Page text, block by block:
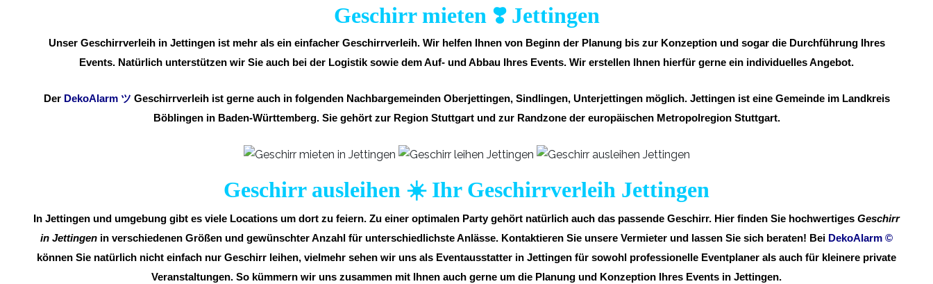
Geschirr mieten ❣️ Jettingen
Unser Geschirrverleih in Jettingen ist mehr als ein einfacher Geschirrverleih. Wir helfen Ihnen von Beginn der Planung bis zur Konzeption und sogar die Durchführung Ihres
Events. Natürlich unterstützen wir Sie auch bei der Logistik sowie dem Auf- und Abbau Ihres Events. Wir erstellen Ihnen hierfür gerne ein individuelles Angebot.
Der DekoAlarm ツ Geschirrverleih ist gerne auch in folgenden Nachbargemeinden Oberjettingen, Sindlingen, Unterjettingen möglich. Jettingen ist eine Gemeinde im Landkreis
Böblingen in Baden-Württemberg. Sie gehört zur Region Stuttgart und zur Randzone der europäischen Metropolregion Stuttgart.
Geschirr ausleihen ☀️ Ihr Geschirrverleih Jettingen
In Jettingen und umgebung gibt es viele Locations um dort zu feiern. Zu einer optimalen Party gehört natürlich auch das passende Geschirr. Hier finden Sie hochwertiges Geschirr
in Jettingen in verschiedenen Größen und gewünschter Anzahl für unterschiedlichste Anlässe. Kontaktieren Sie unsere Vermieter und lassen Sie sich beraten! Bei DekoAlarm ©
können Sie natürlich nicht einfach nur Geschirr leihen, vielmehr sehen wir uns als Eventausstatter in Jettingen für sowohl professionelle Eventplaner als auch für kleinere private
Veranstaltungen. So kümmern wir uns zusammen mit Ihnen auch gerne um die Planung und Konzeption Ihres Events in Jettingen.